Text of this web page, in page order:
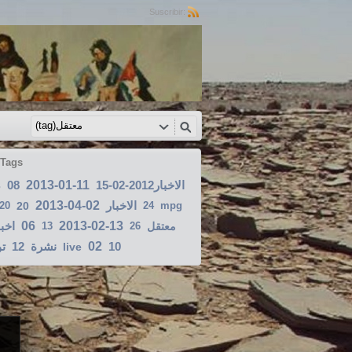
Suscribir:
08 2013-01-11 الاخبار2012-02-15
20 2013-04-02 الاخبار 24 mpg
06 13 2013-02-13 26 معتقل
12 نشرة live 02 10